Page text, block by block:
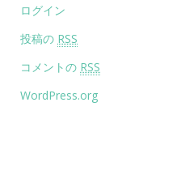
ログイン
投稿の RSS
コメントの RSS
WordPress.org